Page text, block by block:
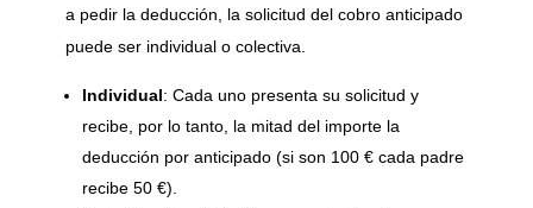
a pedir la deducción, la solicitud del cobro anticipado
puede ser individual o colectiva.
Individual: Cada uno presenta su solicitud y
recibe, por lo tanto, la mitad del importe la
deducción por anticipado (si son 100 € cada padre
recibe 50 €).